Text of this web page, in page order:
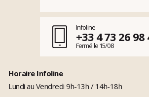
Infoline
+33 4 73 26 98
Fermé le 15/08
Horaire Infoline
Lundi au Vendredi 9h-13h / 14h-18h